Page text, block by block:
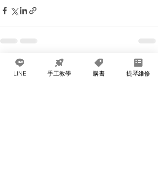
最新文章 查看全部
LINE 手工教學 購書 提琴維修